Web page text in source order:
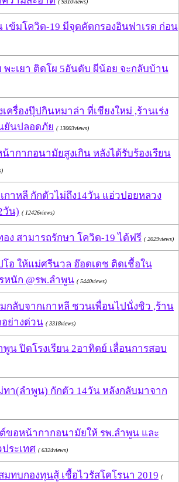
( 9310views)
เข้มโควิด-19 มีจุดคัดกรองอินฟาเรด ก่อน
พะเยา ติดโผ 5อันดับ ผีน้อย จะกลับบ้าน
ครื่องปุ๊ปกินหมาล่า ที่เชียงใหม่ ,ร้านเร่ง
ยันปลอดภัย ( 13003views)
ากากอนามัยสูงเกิน หลังได้รับร้องเรียน
กาหลี กักตัวไม่ถึง14วัน แอ่วปอยหลวง
วัน) ( 12426views)
ง สามารถรักษา โควิด-19 ได้ฟรี ( 2029views)
โอ ให้แม่ศรีนวล อ๊อดเดช ติดเชื้อใน
หนัก @รพ.ลำพูน ( 5440views)
กลับจากเกาหลี ชวนเพื่อนไปนั่งชิว ,ร้าน
ย่างด่วน ( 3318views)
น ปิดโรงเรียน 2อาทิตย์ เลื่อนการสอบ
า(ลำพูน) กักตัว 14วัน หลังกลับมาจาก
ต์ขอหน้ากากอนามัยให้ รพ.ลำพูน และ
ระเทศ ( 6324views)
ทบกองทุนสู้ เชื้อไวรัสโคโรนา 2019 (